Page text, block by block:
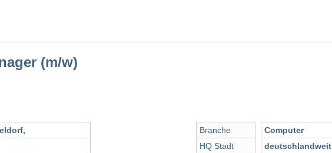
(m/w)
Branche
HQ Stadt
Computer
deutschlandweit